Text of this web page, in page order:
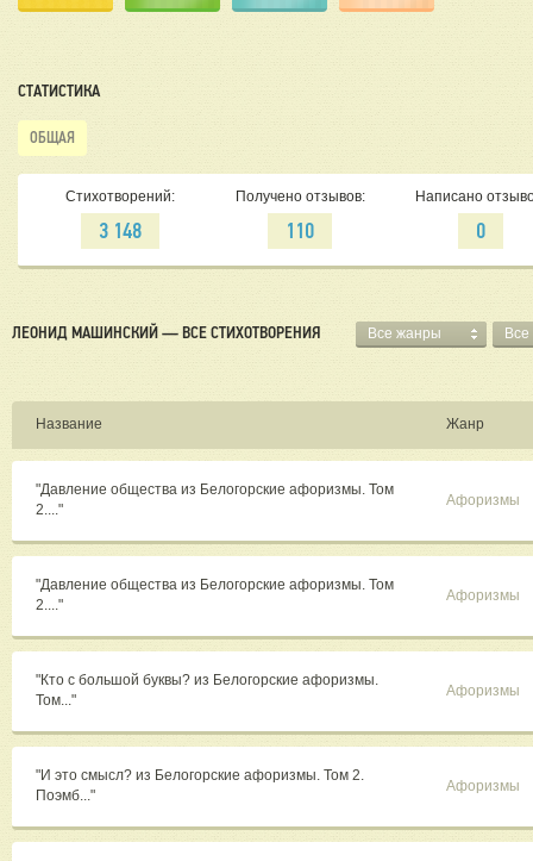
СТАТИСТИКА
ОБЩАЯ
Стихотворений:
3 148
Получено отзывов:
110
Написано
0
ЛЕОНИД МАШИНСКИЙ — ВСЕ СТИХОТВОРЕНИЯ Все жанры
Название Жанр
"Давление общества из Белогорские афоризмы. Том
2...."
Афоризмы
"Давление общества из Белогорские афоризмы. Том
2...."
Афоризмы
"Кто с большой буквы? из Белогорские афоризмы.
Том..."
Афоризмы
"И это смысл? из Белогорские афоризмы. Том 2.
Поэмб..."
Афоризмы